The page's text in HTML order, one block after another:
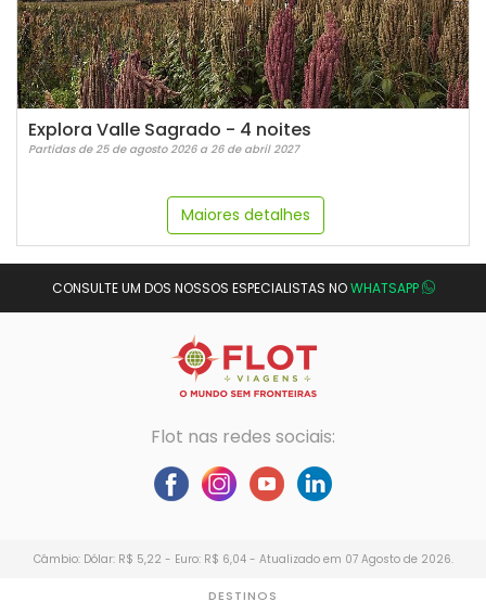
Explora Valle Sagrado - 4 noites
Partidas de 25 de agosto 2026 a 26 de abril 2027
Maiores detalhes
CONSULTE UM DOS NOSSOS ESPECIALISTAS NOWHATSAPP
Flot nas redes sociais:
Câmbio: Dólar: R$ 5,22 - Euro: R$ 6,04 - Atualizado em 07 Agosto de 2026.
DESTINOS